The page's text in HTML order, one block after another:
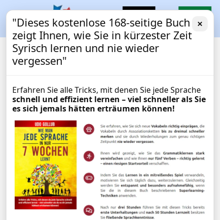
"Dieses kostenlose 168-seitige Buch
zeigt Ihnen, wie Sie in kürzester Zeit
Syrisch lernen und nie wieder
vergessen"
✕
Erfahren Sie alle Tricks, mit denen Sie jede Sprache
schnell und effizient lernen – viel schneller als Sie
es sich jemals hätten erträumen können!